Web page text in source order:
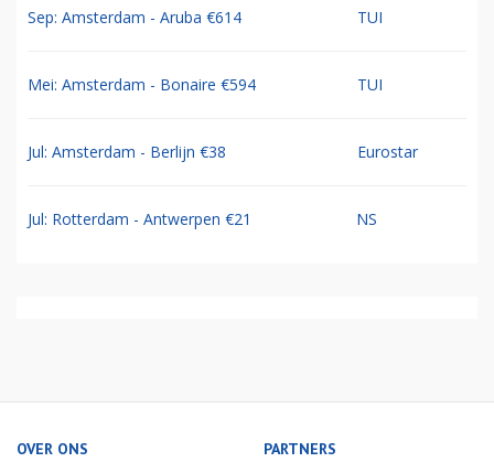
Sep: Amsterdam - Aruba €614 TUI
Mei: Amsterdam - Bonaire €594 TUI
Jul: Amsterdam - Berlijn €38 Eurostar
Jul: Rotterdam - Antwerpen €21 NS
OVER ONS PARTNERS